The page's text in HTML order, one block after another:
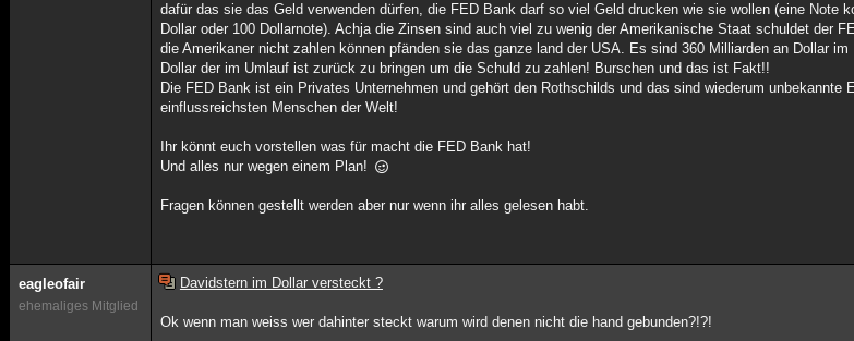
dafür das sie das Geld verwenden dürfen, die FED Bank darf so viel Geld drucken wie sie wollen (eine Note
Dollar oder 100 Dollarnote). Achja die Zinsen sind auch viel zu wenig der Amerikanische Staat schuldet der
die Amerikaner nicht zahlen können pfänden sie das ganze land der USA. Es sind 360 Milliarden an Dollar
Dollar der im Umlauf ist zurück zu bringen um die Schuld zu zahlen! Burschen und das ist Fakt!!
Die FED Bank ist ein Privates Unternehmen und gehört den Rothschilds und das sind wiederum unbekannte
einflussreichsten Menschen der Welt!
Ihr könnt euch vorstellen was für macht die FED Bank hat!
Und alles nur wegen einem Plan!
Fragen können gestellt werden aber nur wenn ihr alles gelesen habt.
eagleofair
ehemaliges Mitglied
Davidstern im Dollar versteckt ?
Ok wenn man weiss wer dahinter steckt warum wird denen nicht die hand gebunden?!?!